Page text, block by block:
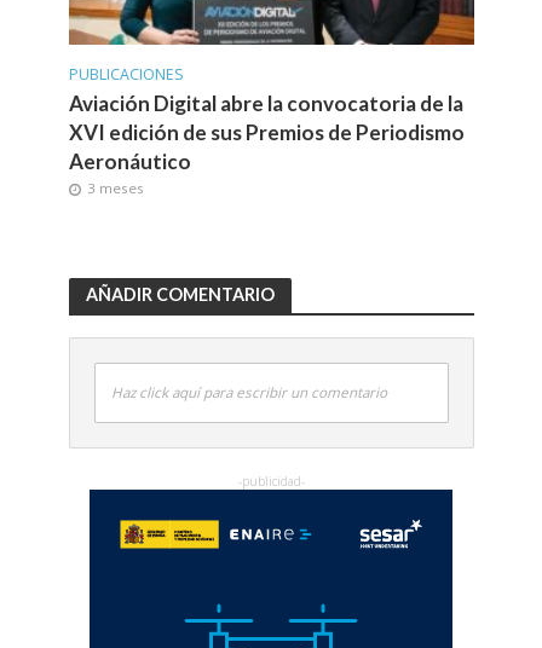
PUBLICACIONES
Aviación Digital abre la convocatoria de la
XVI edición de sus Premios de Periodismo
Aeronáutico
3 meses
AÑADIR COMENTARIO
Haz click aquí para escribir un comentario